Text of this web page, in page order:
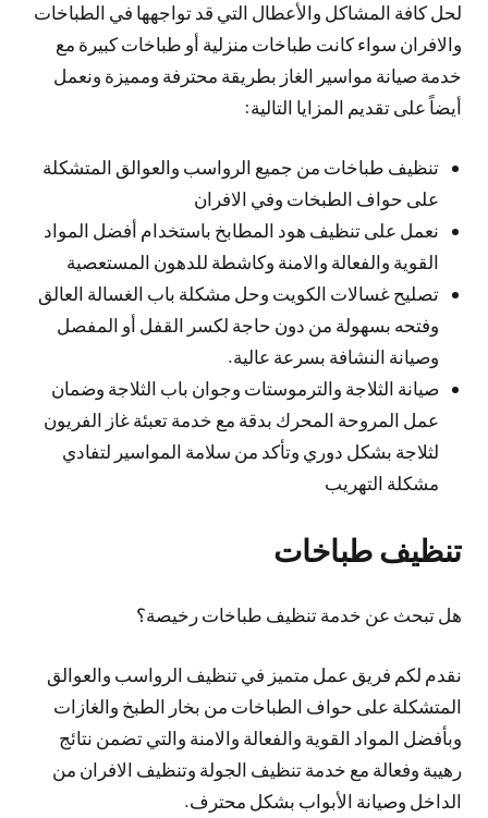
لحل كافة المشاكل والأعطال التي قد تواجهها في الطباخات
والافران سواء كانت طباخات منزلية أو طباخات كبيرة مع
خدمة صيانة مواسير الغاز بطريقة محترفة ومميزة ونعمل
أيضاً على تقديم المزايا التالية:
تنظيف طباخات من جميع الرواسب والعوالق المتشكلة
على حواف الطبخات وفي الافران
نعمل على تنظيف هود المطابخ باستخدام أفضل المواد
القوية والفعالة والامنة وكاشطة للدهون المستعصية
تصليح غسالات الكويت وحل مشكلة باب الغسالة العالق
وفتحه بسهولة من دون حاجة لكسر القفل أو المفصل
وصيانة النشافة بسرعة عالية.
صيانة الثلاجة والترموستات وجوان باب الثلاجة وضمان
عمل المروحة المحرك بدقة مع خدمة تعبئة غاز الفريون
لثلاجة بشكل دوري وتأكد من سلامة المواسير لتفادي
مشكلة التهريب
تنظيف طباخات
هل تبحث عن خدمة تنظيف طباخات رخيصة؟
نقدم لكم فريق عمل متميز في تنظيف الرواسب والعوالق
المتشكلة على حواف الطباخات من بخار الطبخ والغازات
وبأفضل المواد القوية والفعالة والامنة والتي تضمن نتائج
رهيبة وفعالة مع خدمة تنظيف الجولة وتنظيف الافران من
الداخل وصيانة الأبواب بشكل محترف.